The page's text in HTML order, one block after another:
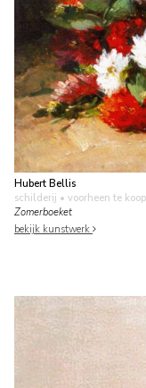
Hubert Bellis
schilderij • voorheen te koop
Zomerboeket
bekijk kunstwerk